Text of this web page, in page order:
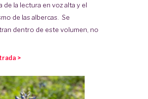
de la lectura en voz alta y el
de las albercas. Se
dentro de este volumen, no
>